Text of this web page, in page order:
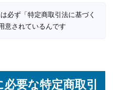
必ず「特定商取引法に基づく
意されているんです
要な特定商取引